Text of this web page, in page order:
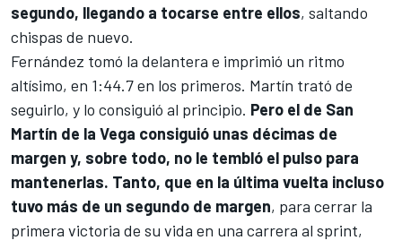
segundo, llegando a tocarse entre ellos, saltando
chispas de nuevo.
Fernández tomó la delantera e imprimió un ritmo
altísimo, en 1:44.7 en los primeros. Martín trató de
seguirlo, y lo consiguió al principio. Pero el de San
Martín de la Vega consiguió unas décimas de
margen y, sobre todo, no le tembló el pulso para
mantenerlas. Tanto, que en la última vuelta incluso
tuvo más de un segundo de margen, para cerrar la
primera victoria de su vida en una carrera al sprint,